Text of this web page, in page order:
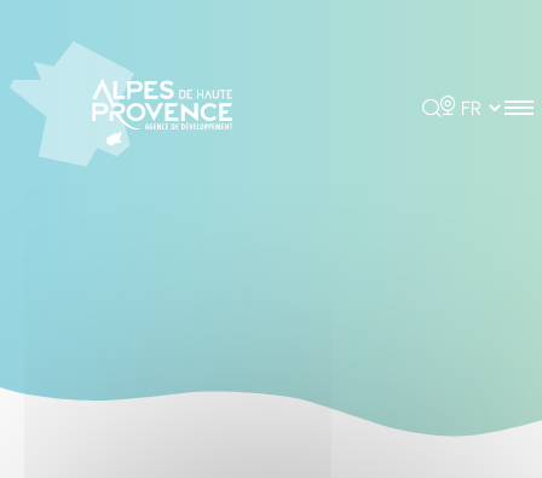
Rechercher
Choisir la